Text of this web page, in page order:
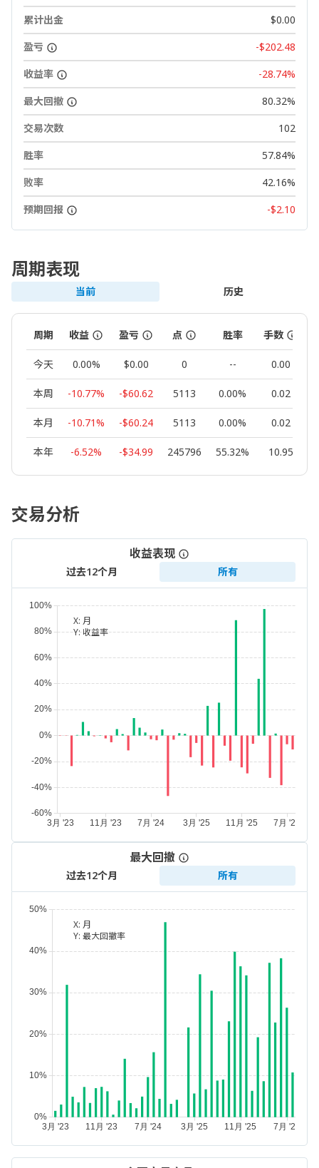
累计出金
$0.00
盈亏
-$202.48
收益率
-28.74%
最大回撤
80.32%
交易次数
102
胜率
57.84%
败率
42.16%
预期回报
-$2.10
周期表现
当前 历史
周期 收益 盈亏 点 胜率 手数
今天 0.00% $0.00 0 -- 0.00
本周 -10.77% -$60.62 5113 0.00% 0.02
本月 -10.71% -$60.24 5113 0.00% 0.02
本年 -6.52% -$34.99 245796 55.32% 10.95
交易分析
收益表现
过去12个月 所有
X: 月
Y:收益率
最大回撤
过去12个月 所有
X: 月
Y: 最大回撤率